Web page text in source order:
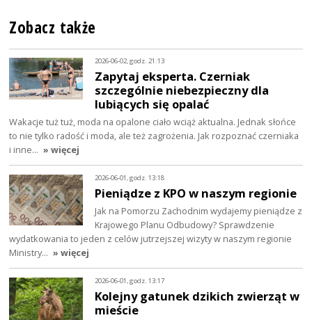
Zobacz także
2026-06-02, godz. 21:13
Zapytaj eksperta. Czerniak
szczególnie niebezpieczny dla
lubiących się opalać
Wakacje tuż tuż, moda na opalone ciało wciąż aktualna. Jednak słońce
to nie tylko radość i moda, ale też zagrożenia. Jak rozpoznać czerniaka
i inne… » więcej
2026-06-01, godz. 13:18
Pieniądze z KPO w naszym regionie
Jak na Pomorzu Zachodnim wydajemy pieniądze z
Krajowego Planu Odbudowy? Sprawdzenie
wydatkowania to jeden z celów jutrzejszej wizyty w naszym regionie
Ministry… » więcej
2026-06-01, godz. 13:17
Kolejny gatunek dzikich zwierząt w
mieście